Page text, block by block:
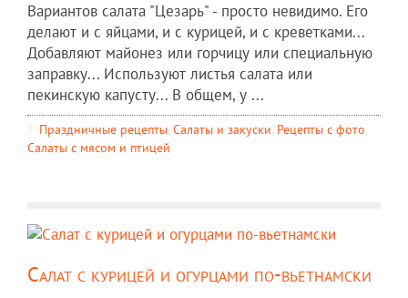
Вариантов салата "Цезарь" - просто невидимо. Его
делают и с яйцами, и с курицей, и с креветками...
Добавляют майонез или горчицу или специальную
заправку... Используют листья салата или
пекинскую капусту... В общем, у ...
Праздничные рецепты, Салаты и закуски, Рецепты c фото,
Салаты с мясом и птицей
Салат с курицей и огурцами по-вьетнамски